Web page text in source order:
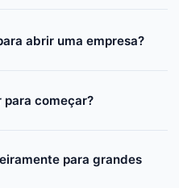
abrir uma empresa?
para começar?
para grandes